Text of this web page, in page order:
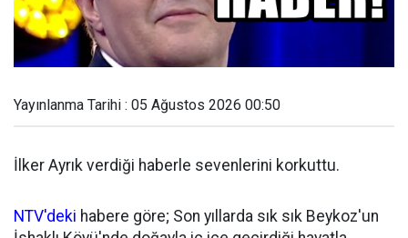
Yayınlanma Tarihi : 05 Ağustos 2026 00:50
İlker Ayrık verdiği haberle sevenlerini korkuttu.
NTV'deki habere göre; Son yıllarda sık sık Beykoz'un